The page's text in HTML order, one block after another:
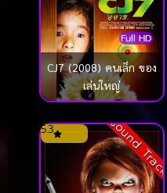
Full HD
CJ7 (2008) คนเล็ก ของ
เล่นใหญ่
Sound Track
5.3